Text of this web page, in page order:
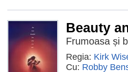
Beauty
Frumoasa și
Regia: Kirk
Cu: Robby